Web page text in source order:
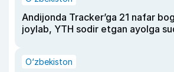
Andijonda Tracker’ga 21 nafar
joylab, YTH sodir etgan ayolga
O‘zbekiston